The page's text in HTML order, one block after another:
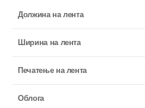
Должина на лента
Ширина на лента
Печатење на лента
Облога